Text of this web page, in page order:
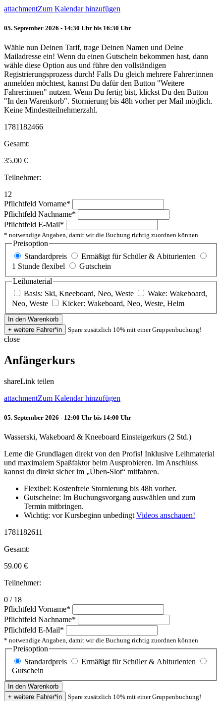
attachmentZum Kalendar hinzufügen
05. September 2026 - 14:30 Uhr bis 16:30 Uhr
Wähle nun Deinen Tarif, trage Deinen Namen und Deine
Mailadresse ein! Wenn du einen Gutschein bekommen hast, dann
wähle diese Option aus und führe den vollständigen
Registrierungsprozess durch! Falls Du gleich mehrere Fahrer:innen
anmelden möchtest, kannst Du dafür den Button "Weitere
Fahrer:innen" nutzen. Wenn Du fertig bist, klickst Du den Button
"In den Warenkorb". Stornierung bis 48h vorher per Mail möglich.
Keine Mindestteilnehmerzahl.
1781182466
Gesamt:
35.00 €
Teilnehmer:
12
Pflichtfeld Vorname*
Pflichtfeld Nachname*
Pflichtfeld E-Mail*
* notwendige Angaben, damit wir die Buchung richtig zuordnen können
Preisoption
Standardpreis
Ermäßigt für Schüler & Abiturienten
1 Stunde flexibel
Gutschein
Leihmaterial
Basis: Ski, Kneeboard, Neo, Weste
Wake: Wakeboard,
Neo, Weste
Kicker: Wakeboard, Neo, Weste, Helm
Spare zusätzlich 10% mit einer Gruppenbuchung!
close
Anfängerkurs
shareLink teilen
attachmentZum Kalendar hinzufügen
05. September 2026 - 12:00 Uhr bis 14:00 Uhr
Wasserski, Wakeboard & Kneeboard Einsteigerkurs (2 Std.)
Lerne die Grundlagen direkt von den Profis! Inklusive Leihmaterial
und maximalem Spaßfaktor beim Ausprobieren. Im Anschluss
kannst du direkt sicher im „Üben-Slot“ mitfahren.
Flexibel: Kostenfreie Stornierung bis 48h vorher.
Gutscheine: Im Buchungsvorgang auswählen und zum
Termin mitbringen.
Wichtig: vor Kursbeginn unbedingt Videos anschauen!
1781182611
Gesamt:
59.00 €
Teilnehmer:
0 / 18
Pflichtfeld Vorname*
Pflichtfeld Nachname*
Pflichtfeld E-Mail*
* notwendige Angaben, damit wir die Buchung richtig zuordnen können
Preisoption
Standardpreis
Ermäßigt für Schüler & Abiturienten
Gutschein
Spare zusätzlich 10% mit einer Gruppenbuchung!